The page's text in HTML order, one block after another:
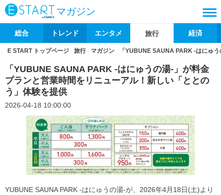
マガジン
総合 トレンド エンタメ 旅行 経済
E START トップページ 旅行 マガジン 「YUBUNE SAUNA PARK -はにゅ
「YUBUNE SAUNA PARK -はにゅうの湯-」が料金
プランと営業時間をリニューアル！新しい「ととの
う」体験を提供
2026-04-18 10:00:00
YUBUNE SAUNA PARK -はにゅうの湯-が、2026年4月18日(土)より